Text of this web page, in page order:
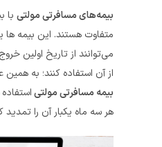
بیمه‌های مسافرتی مولتیبا
متفاوت هستند. این بیمه ها
می‌توانند از تاریخ اولین خروج
از آن استفاده کنند؛ به همین علت
بیمه مسافرتی مولتیاستفاده
هر سه ماه یکبار آن را تمدید کنند.